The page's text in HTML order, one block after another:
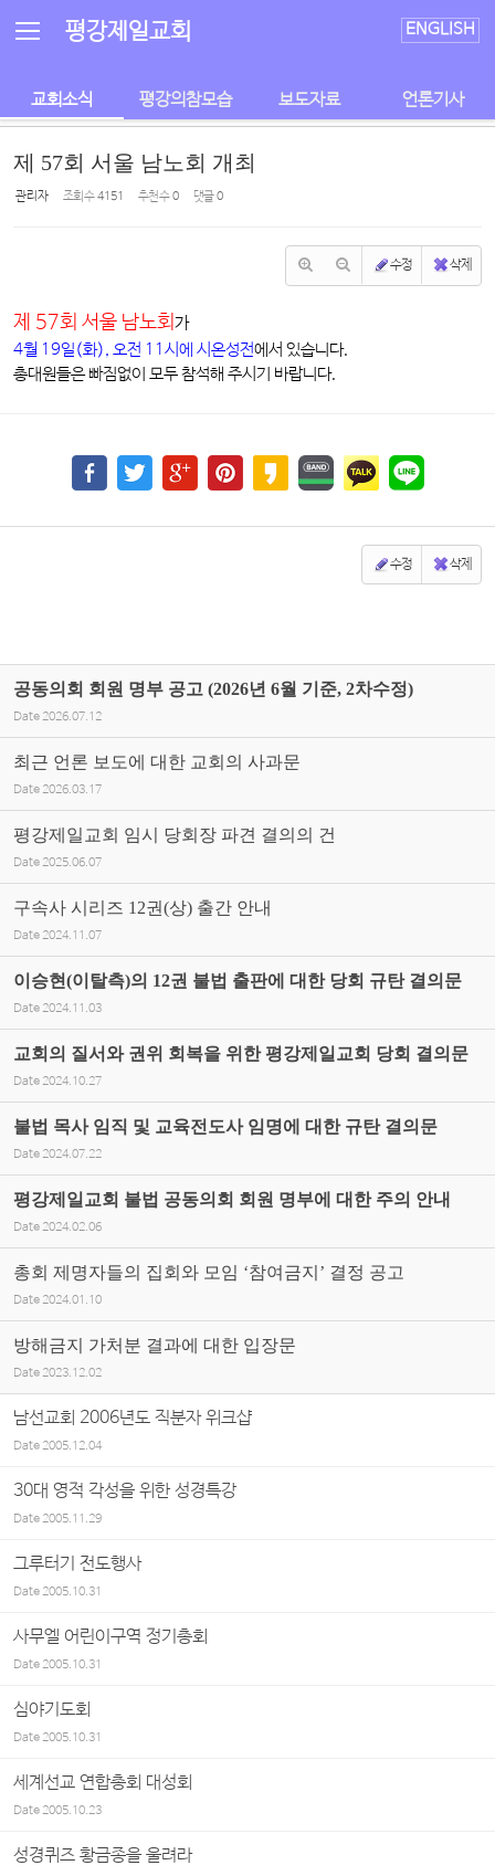
평강제일교회 ENGLISH
교회소식 평강의참모습 보도자료 언론기사
제 57회 서울 남노회 개최
관리자 조회 수4151 추천 수0 댓글0
수정 삭제
제 57회 서울 남노회가
4월 19일(화), 오전 11시에 시온성전에서 있습니다.
총대원들은 빠짐없이 모두 참석해 주시기 바랍니다.
수정 삭제
공동의회 회원 명부 공고 (2026년 6월 기준, 2차수정)
Date 2026.07.12
최근 언론 보도에 대한 교회의 사과문
Date 2026.03.17
평강제일교회 임시 당회장 파견 결의의 건
Date 2025.06.07
구속사 시리즈 12권(상) 출간 안내
Date 2024.11.07
이승현(이탈측)의 12권 불법 출판에 대한 당회 규탄 결의문
Date 2024.11.03
교회의 질서와 권위 회복을 위한 평강제일교회 당회 결의문
Date 2024.10.27
불법 목사 임직 및 교육전도사 임명에 대한 규탄 결의문
Date 2024.07.22
평강제일교회 불법 공동의회 회원 명부에 대한 주의 안내
Date 2024.02.06
총회 제명자들의 집회와 모임 ‘참여금지’ 결정 공고
Date 2024.01.10
방해금지 가처분 결과에 대한 입장문
Date 2023.12.02
남선교회 2006년도 직분자 위크샵
Date2005.12.04
30대 영적 각성을 위한 성경특강
Date2005.11.29
그루터기 전도행사
Date2005.10.31
사무엘 어린이구역 정기총회
Date2005.10.31
심야기도회
Date2005.10.31
세계선교 연합총회 대성회
Date2005.10.23
성경퀴즈 황금종을 울려라